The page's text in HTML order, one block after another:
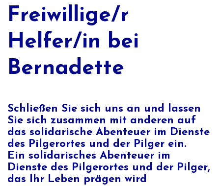
Freiwillige/r
Helfer/in bei
Bernadette
Schließen Sie sich uns an und lassen
Sie sich zusammen mit anderen auf
das solidarische Abenteuer im Dienste
des Pilgerortes und der Pilger ein.
Ein solidarisches Abenteuer im
Dienste des Pilgerortes und der Pilger,
das Ihr Leben prägen wird